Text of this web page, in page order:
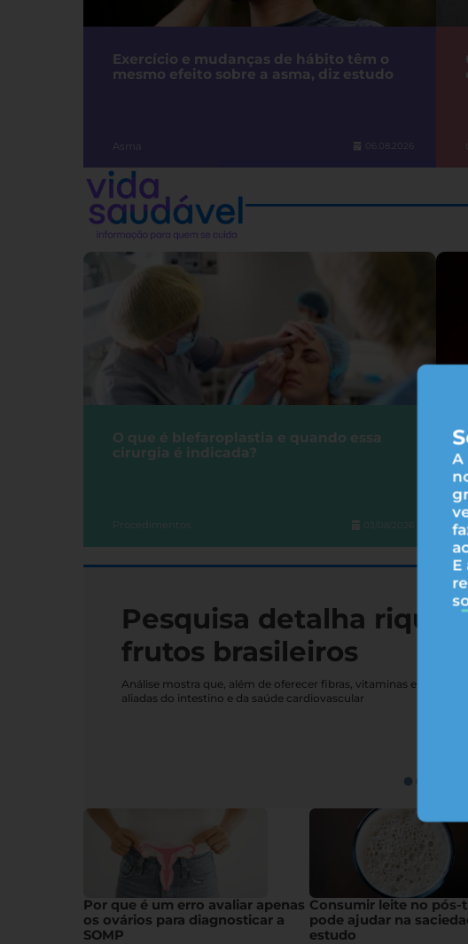
A
E
Exercício e mudanças de hábito têm o
mesmo efeito sobre a asma, diz estudo
Asma 06.08.2026
O que é blefaroplastia e quando essa
cirurgia é indicada?
Procedimentos 03/08/2026
Pesquisa detalha
frutos brasileiros
Análise mostra que, além de oferecer fibras, vitaminas e sais
aliadas do intestino e da saúde cardiovascular
Por que é um erro avaliar apenas
os ovários para diagnosticar a
SOMP
Consumir leite no pós-
pode ajudar na
estudo